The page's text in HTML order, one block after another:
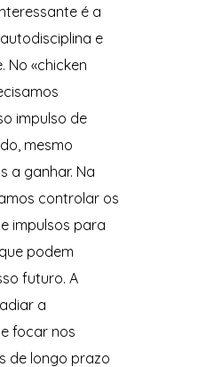
é a
e
No «chicken
impulso de
mesmo
a ganhar. Na
controlar os
impulsos para
podem
futuro. A
a
focar nos
de longo prazo